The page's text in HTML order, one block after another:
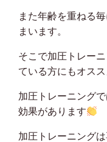
また年齢を重ねる
まいます。
そこで加圧トレー
ている方にもオス
加圧トレーニング
効果があります
加圧トレーニング